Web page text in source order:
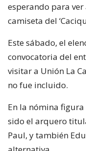
esperando para
camiseta del
Este sábado, el
convocatoria del
visitar a Unión La
no fue incluido.
En la nómina figura
sido el arquero
Paul, y también